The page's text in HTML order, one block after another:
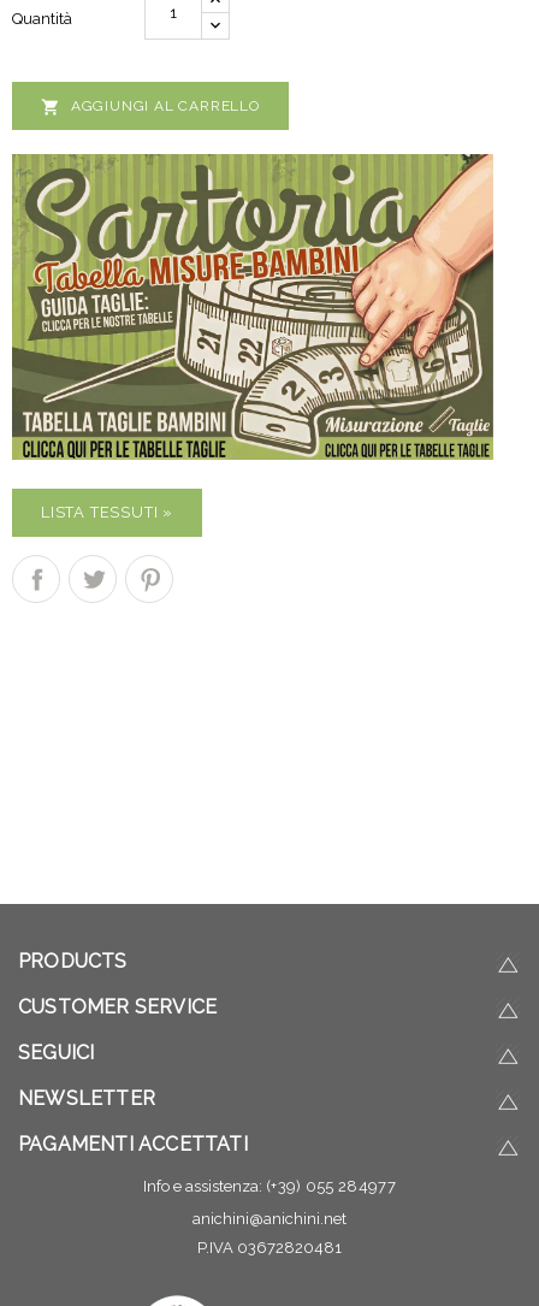
Quantità
 AGGIUNGI AL CARRELLO
LISTA TESSUTI »
PRODUCTS
CUSTOMER SERVICE
SEGUICI
NEWSLETTER
PAGAMENTI ACCETTATI
Info e assistenza: (+39) 055 284977
anichini@anichini.net
P.IVA 03672820481